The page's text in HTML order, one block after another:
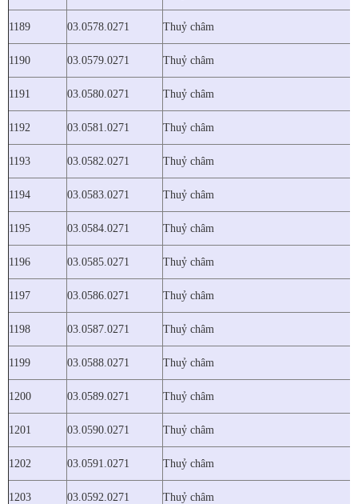
1189 03.0578.0271 Thuỷ châm
1190 03.0579.0271 Thuỷ châm
1191 03.0580.0271 Thuỷ châm
1192 03.0581.0271 Thuỷ châm
1193 03.0582.0271 Thuỷ châm
1194 03.0583.0271 Thuỷ châm
1195 03.0584.0271 Thuỷ châm
1196 03.0585.0271 Thuỷ châm
1197 03.0586.0271 Thuỷ châm
1198 03.0587.0271 Thuỷ châm
1199 03.0588.0271 Thuỷ châm
1200 03.0589.0271 Thuỷ châm
1201 03.0590.0271 Thuỷ châm
1202 03.0591.0271 Thuỷ châm
1203 03.0592.0271 Thuỷ châm